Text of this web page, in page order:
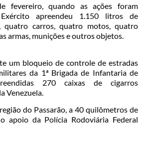
fevereiro, quando as ações foram
apreendeu 1.150 litros de
quatro carros, quatro motos, quatro
armas, munições e outros objetos.
um bloqueio de controle de estradas
da 1ª Brigada de Infantaria de
270 caixas de cigarros
Venezuela.
do Passarão, a 40 quilômetros de
apoio da Polícia Rodoviária Federal